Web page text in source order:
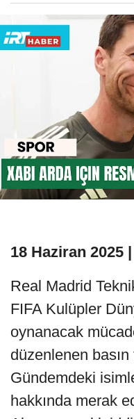
18 Haziran 2025
Real Madrid
FIFA Kulüpler
oynanacak
düzenlenen basın
Gündemdeki
hakkında merak